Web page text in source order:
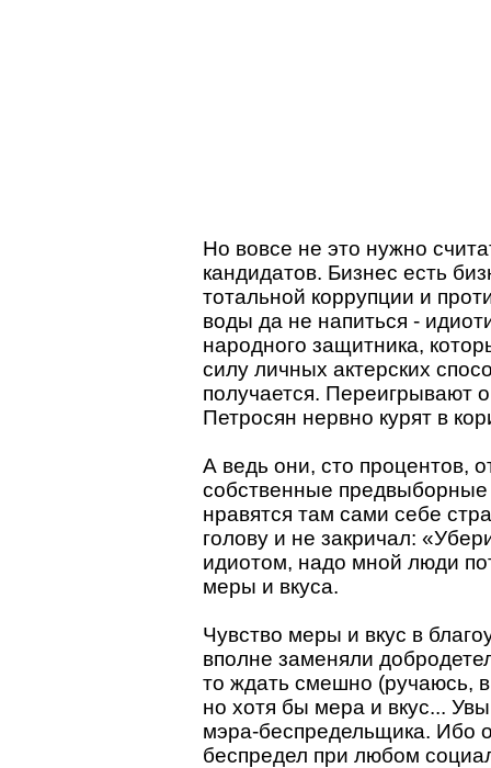
Но вовсе не это нужно
кандидатов. Бизнес есть
тотальной коррупции и
воды да не напиться -
народного защитника,
силу личных актерских
получается. Переигрывают
Петросян нервно курят в
А ведь они, сто процентов,
собственные
нравятся там сами себе
голову и не закричал:
идиотом, надо мной люди
меры и вкуса.
Чувство меры и вкус в
вполне заменяли
то ждать смешно (ручаюсь,
но хотя бы мера и вкус...
мэра-беспредельщика. Ибо
беспредел при любом